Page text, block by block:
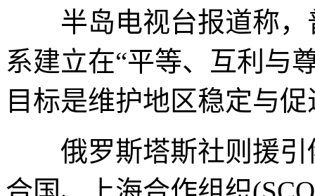
半岛电视台报道称，
系建立在“平等、互利与
目标是维护地区稳定与
俄罗斯塔斯社则援引